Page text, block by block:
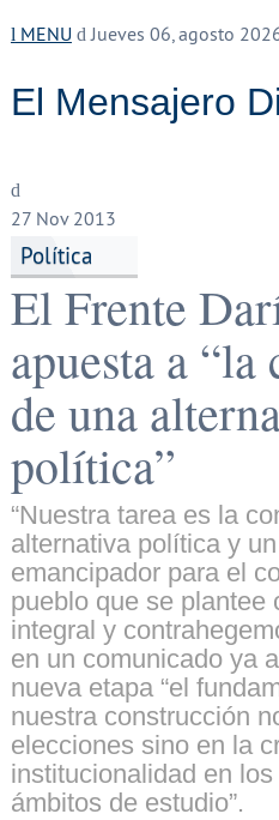
MENU Jueves 06, agosto
El Mensajero
27Nov 2013
Política
El Frente
apuesta a
de una
política”
“Nuestra tarea es la
alternativa política y
emancipador para el
pueblo que se plantee
integral y
en un comunicado ya
nueva etapa “el
nuestra construcción
elecciones sino en la
institucionalidad en
ámbitos de estudio”.